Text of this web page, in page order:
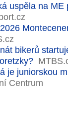
uspěla na
bikerů
je juniorskou
Centrum